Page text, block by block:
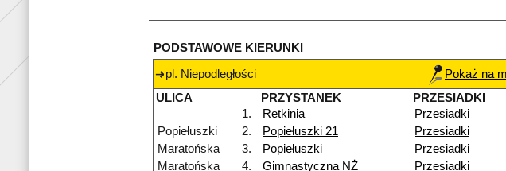
PODSTAWOWE KIERUNKI
pl. Niepodległości
Pokaż na
ULICA
PRZYSTANEK
PRZESIADKI
1.
Retkinia
Przesiadki
Popiełuszki
2. Popiełuszki 21
Przesiadki
Maratońska
3. Popiełuszki
Przesiadki
Maratońska
4. Gimnastyczna NŻ
Przesiadki